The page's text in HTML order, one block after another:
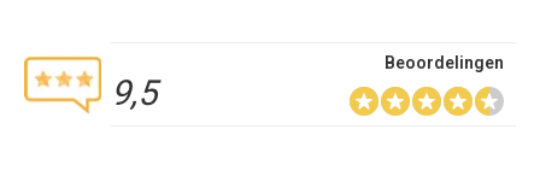
9,5
Beoordelingen